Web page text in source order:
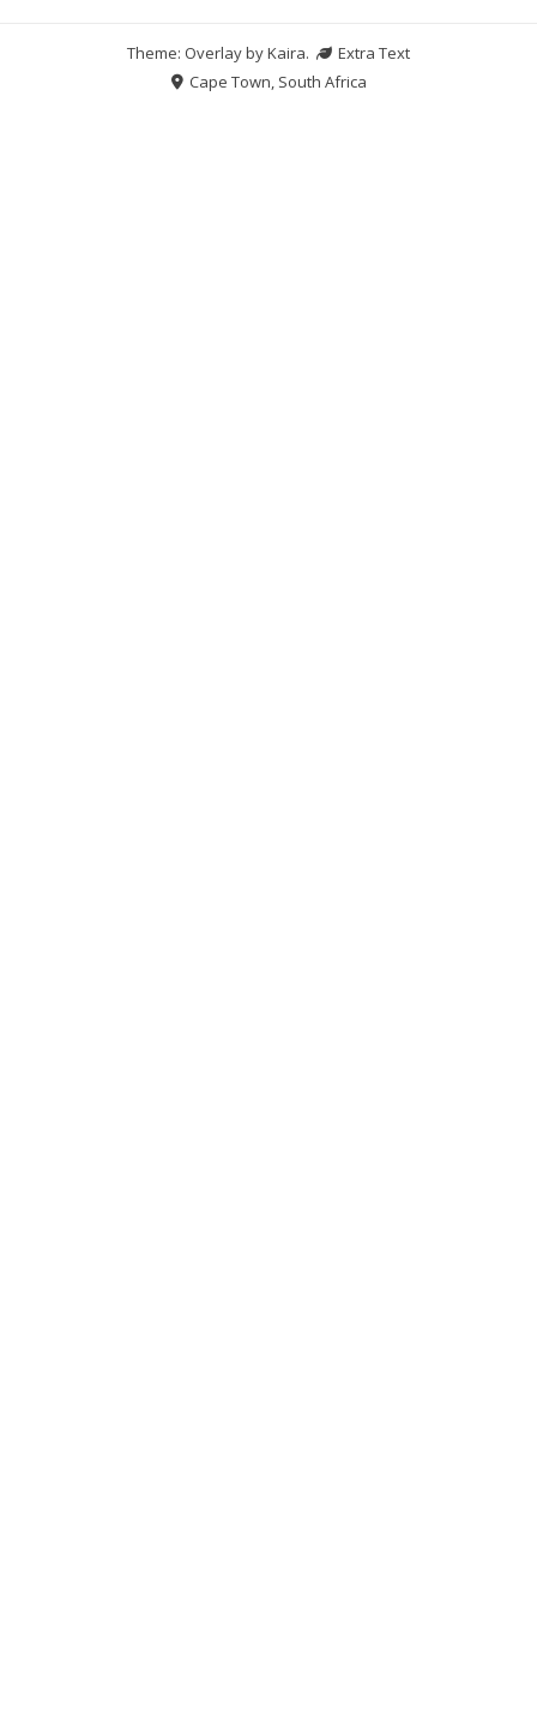
Theme: Overlay byKaira.
Extra Text
Cape Town, South Africa